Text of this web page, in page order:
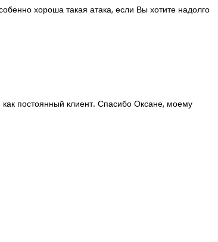
хороша такая атака, если Вы хотите надолго
постоянный клиент. Спасибо Оксане, моему